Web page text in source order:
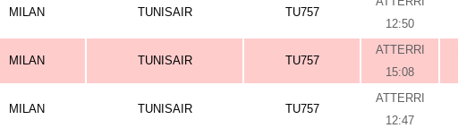
MILAN TUNISAIR TU757
12:50
MILAN TUNISAIR TU757
ATTERRI
15:08
MILAN TUNISAIR TU757
ATTERRI
12:47